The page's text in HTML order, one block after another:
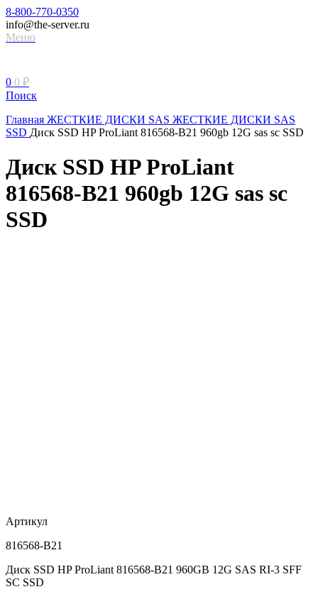
8-800-770-0350
info@the-server.ru
Меню
0 0 ₽
Поиск
Главная ЖЕСТКИЕ ДИСКИ SAS ЖЕСТКИЕ ДИСКИ SAS
SSD Диск SSD HP ProLiant 816568-B21 960gb 12G sas sc SSD
Диск SSD HP ProLiant
816568-B21 960gb 12G sas sc
SSD
Артикул
816568-B21
Диск SSD HP ProLiant 816568-B21 960GB 12G SAS RI-3 SFF
SC SSD